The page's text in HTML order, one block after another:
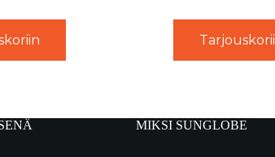
MIKSI SUNGLOBE